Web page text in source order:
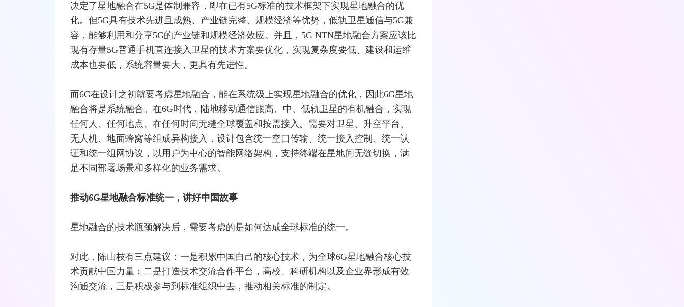
决定了星地融合在5G是体制兼容，即在已有5G标准的技术框架下实现星地融合的优
化。但5G具有技术先进且成熟、产业链完整、规模经济等优势，低轨卫星通信与5G兼
容，能够利用和分享5G的产业链和规模经济效应。并且，5G NTN星地融合方案应该比
现有存量5G普通手机直连接入卫星的技术方案要优化，实现复杂度要低、建设和运维
成本也要低，系统容量要大，更具有先进性。
而6G在设计之初就要考虑星地融合，能在系统级上实现星地融合的优化，因此6G星地
融合将是系统融合。在6G时代，陆地移动通信跟高、中、低轨卫星的有机融合，实现
任何人、任何地点、在任何时间无缝全球覆盖和按需接入。需要对卫星、升空平台、
无人机、地面蜂窝等组成异构接入，设计包含统一空口传输、统一接入控制、统一认
证和统一组网协议，以用户为中心的智能网 络架构，支持终端在星地间无缝切换，满
足不同部署场景和多样化的业务需求。
推动6G星地融合标准统一，讲好中国故事
星地融合的技术瓶颈解决后，需要考虑的是如何达成全球标准的统一。
对此，陈山枝有三点建议：一是积累中国自己的核心技术，为全球6G星地融合核心技
术贡献中国力量；二是打造技术交流合作平台，高校、科研机构以及企业界形成有效
沟通交流，三是积极参与到标准组织中去，推动相关标准的制定。